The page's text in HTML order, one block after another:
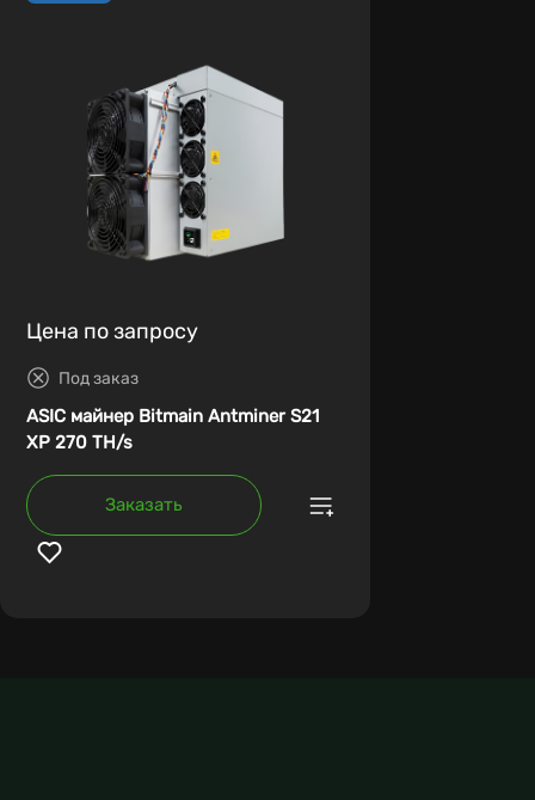
Цена по запросу
Под заказ
ASIC майнер Bitmain Antminer S21
XP 270 TH/s
Заказать